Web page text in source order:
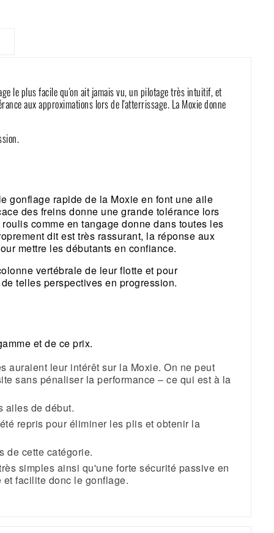
le plus facile qu'on ait jamais vu, un pilotage très intuitif, et
aux approximations lors de l'atterrissage. La Moxie donne
gonflage rapide de la Moxie en font une aile
des freins donne une grande tolérance lors
comme en tangage donne dans toutes les
dit est très rassurant, la réponse aux
mettre les débutants en confiance.
vertébrale de leur flotte et pour
telles perspectives en progression.
et de ce prix.
auraient leur intérêt sur la Moxie. On ne peut
sans pénaliser la performance – ce qui est à la
ailes de début.
repris pour éliminer les plis et obtenir la
de cette catégorie.
simples ainsi qu'une forte sécurité passive en
facilite donc le gonflage.